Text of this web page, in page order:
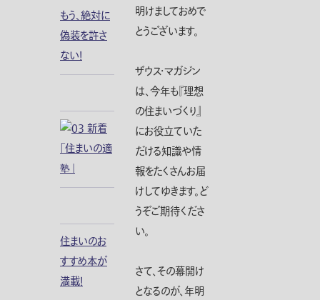
もう、絶対に
偽装を許さ
ない！
住まいのお
すすめ本が
満載！
明けましておめで
とうございます。
ザウス・マガジン
は、今年も『理想
の住まいづくり』
にお役立ていた
だける知識や情
報をたくさんお届
けしてゆきます。ど
うぞご期待くださ
い。
さて、その幕開け
となるのが、年明